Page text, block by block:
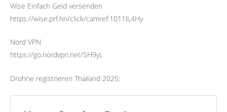
Wise Einfach Geld versenden
https://wise.prf.hn/click/camref:1011lL4Hy
Nord VPN
https://go.nordvpn.net/SH9yL
Drohne registrieren Thailand 2025: